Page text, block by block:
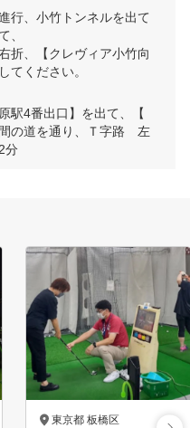
行、小竹トンネルを出て
、
折、【クレヴィア小竹向
てください。
駅4番出口】を出て、【
の道を通り、Ｔ字路　左
分
東京都 板橋区